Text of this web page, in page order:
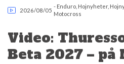
2026/08/05
- Enduro Hojnyheter,
Motocross
Video:
Beta 2027 –